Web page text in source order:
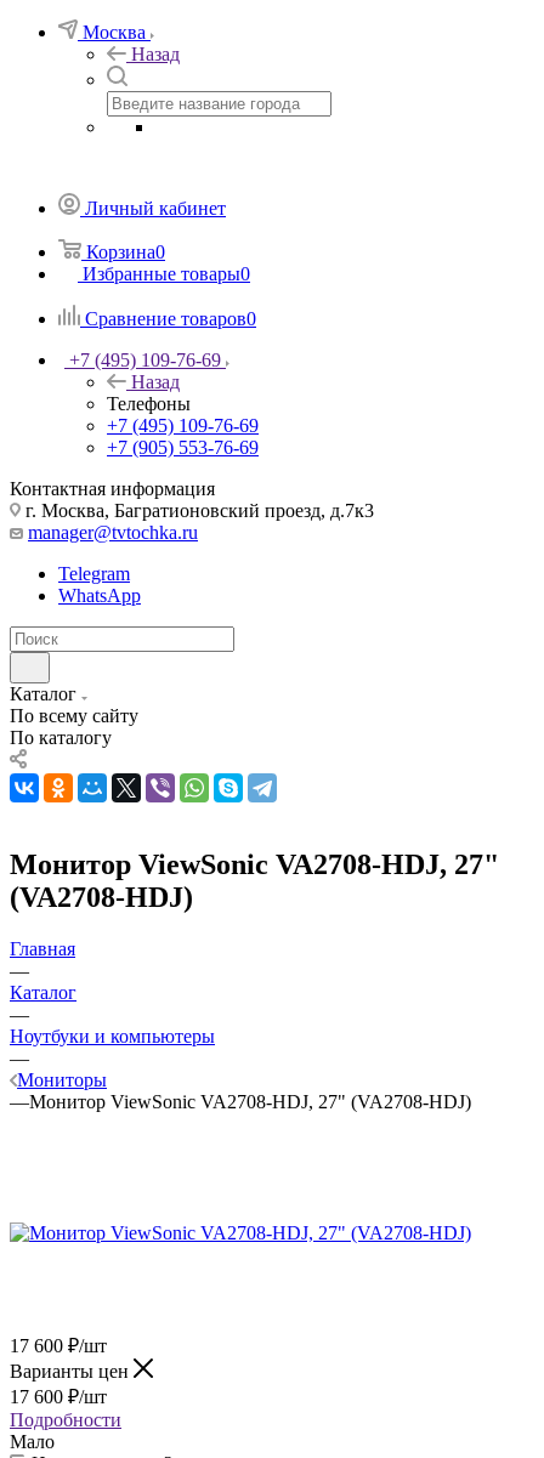
Москва
Назад
Личный кабинет
Корзина0
Избранные товары0
Сравнение товаров0
+7 (495) 109-76-69
Назад
Телефоны
+7 (495) 109-76-69
+7 (905) 553-76-69
Контактная информация
г. Москва, Багратионовский проезд, д.7к3
manager@tvtochka.ru
Telegram
WhatsApp
Каталог
По всему сайту
По каталогу
Монитор ViewSonic VA2708-HDJ, 27"
(VA2708-HDJ)
Главная
—
Каталог
—
Ноутбуки и компьютеры
—
Мониторы
—Монитор ViewSonic VA2708-HDJ, 27" (VA2708-HDJ)
17 600 ₽/шт
Варианты цен
17 600 ₽/шт
Подробности
Мало